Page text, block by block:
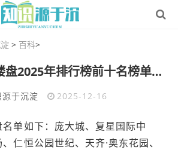
> 百科>
济南十大最贵楼盘2025年排行榜前十名榜单出炉
于沉淀 2025-12-16
单如下：庞大城、复星国际中
仁恒公园世纪、天齐·奥东花园、